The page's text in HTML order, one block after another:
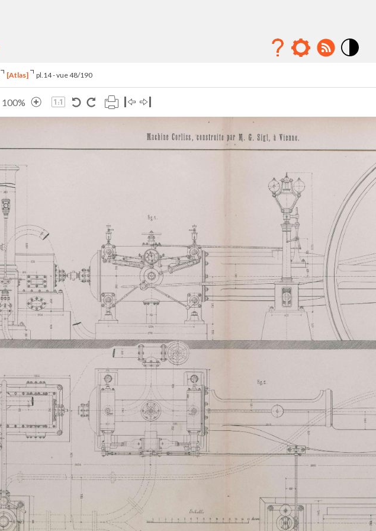
[Atlas] pl.14 - vue 48/190
100%